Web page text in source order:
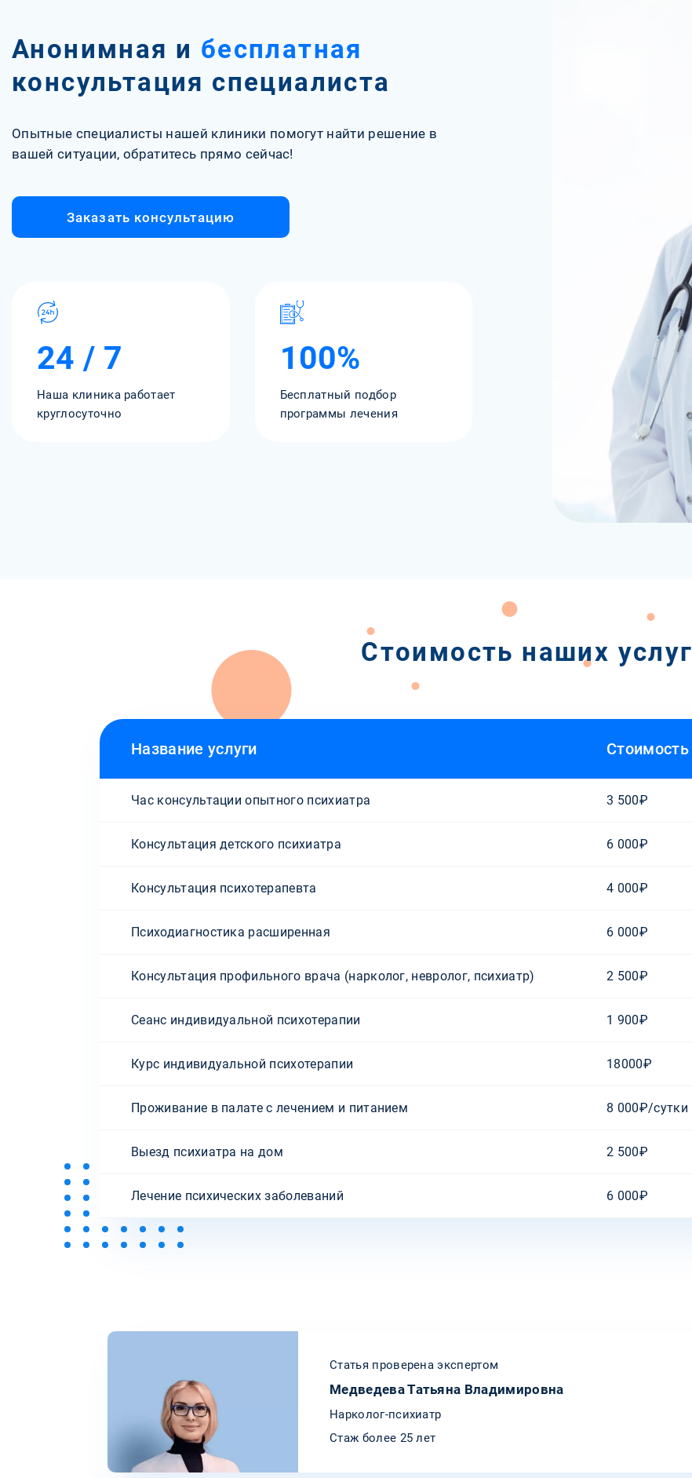
Анонимная и бесплатная
консультация специалиста
Опытные специалисты нашей клиники помогут найти решение в
вашей ситуации, обратитесь прямо сейчас!
Заказать консультацию
24 / 7
Наша клиника работает
круглосуточно
100%
Бесплатный подбор
программы лечения
Стоимость наших услуг
Название услуги Стоимость
Час консультации опытного психиатра 3 500₽
Консультация детского психиатра 6 000₽
Консультация психотерапевта 4 000₽
Психодиагностика расширенная 6 000₽
Консультация профильного врача (нарколог, невролог, психиатр) 2 500₽
Сеанс индивидуальной психотерапии 1 900₽
Курс индивидуальной психотерапии 18000₽
Проживание в палате с лечением и питанием 8 000₽/сутки
Выезд психиатра на дом 2 500₽
Лечение психических заболеваний 6 000₽
Статья проверена экспертом
Медведева Татьяна Владимировна
Нарколог-психиатр
Стаж более 25 лет